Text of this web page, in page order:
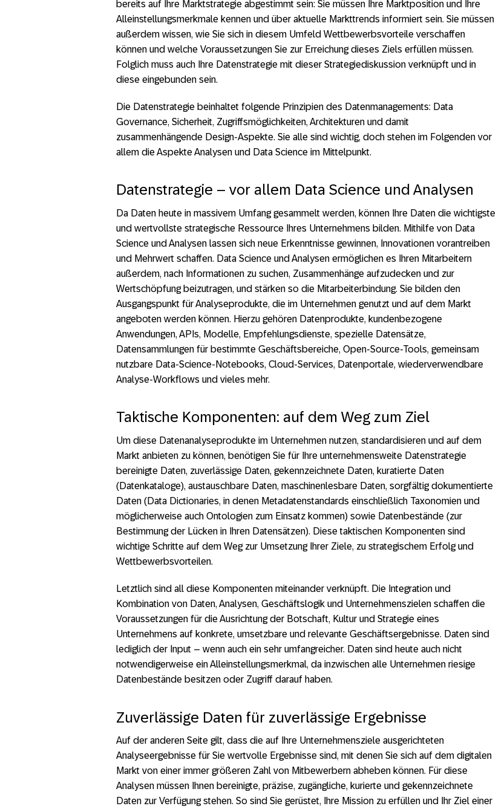
bereits auf Ihre Marktstrategie abgestimmt sein: Sie müssen Ihre Marktposition und Ihre
Alleinstellungsmerkmale kennen und über aktuelle Markttrends informiert sein. Sie müssen
außerdem wissen, wie Sie sich in diesem Umfeld Wettbewerbsvorteile verschaffen
können und welche Voraussetzungen Sie zur Erreichung dieses Ziels erfüllen müssen.
Folglich muss auch Ihre Datenstrategie mit dieser Strategiediskussion verknüpft und in
diese eingebunden sein.
Die Datenstrategie beinhaltet folgende Prinzipien des Datenmanagements: Data
Governance, Sicherheit, Zugriffsmöglichkeiten, Architekturen und damit
zusammenhängende Design-Aspekte. Sie alle sind wichtig, doch stehen im Folgenden vor
allem die Aspekte Analysen und Data Science im Mittelpunkt.
Datenstrategie – vor allem Data Science und Analysen
Da Daten heute in massivem Umfang gesammelt werden, können Ihre Daten die wichtigste
und wertvollste strategische Ressource Ihres Unternehmens bilden. Mithilfe von Data
Science und Analysen lassen sich neue Erkenntnisse gewinnen, Innovationen vorantreiben
und Mehrwert schaffen. Data Science und Analysen ermöglichen es Ihren Mitarbeitern
außerdem, nach Informationen zu suchen, Zusammenhänge aufzudecken und zur
Wertschöpfung beizutragen, und stärken so die Mitarbeiterbindung. Sie bilden den
Ausgangspunkt für Analyseprodukte, die im Unternehmen genutzt und auf dem Markt
angeboten werden können. Hierzu gehören Datenprodukte, kundenbezogene
Anwendungen, APIs, Modelle, Empfehlungsdienste, spezielle Datensätze,
Datensammlungen für bestimmte Geschäftsbereiche, Open-Source-Tools, gemeinsam
nutzbare Data-Science-Notebooks, Cloud-Services, Datenportale, wiederverwendbare
Analyse-Workflows und vieles mehr.
Taktische Komponenten: auf dem Weg zum Ziel
Um diese Datenanalyseprodukte im Unternehmen nutzen, standardisieren und auf dem
Markt anbieten zu können, benötigen Sie für Ihre unternehmensweite Datenstrategie
bereinigte Daten, zuverlässige Daten, gekennzeichnete Daten, kuratierte Daten
(Datenkataloge), austauschbare Daten, maschinenlesbare Daten, sorgfältig dokumentierte
Daten (Data Dictionaries, in denen Metadatenstandards einschließlich Taxonomien und
möglicherweise auch Ontologien zum Einsatz kommen) sowie Datenbestände (zur
Bestimmung der Lücken in Ihren Datensätzen). Diese taktischen Komponenten sind
wichtige Schritte auf dem Weg zur Umsetzung Ihrer Ziele, zu strategischem Erfolg und
Wettbewerbsvorteilen.
Letztlich sind all diese Komponenten miteinander verknüpft. Die Integration und
Kombination von Daten, Analysen, Geschäftslogik und Unternehmenszielen schaffen die
Voraussetzungen für die Ausrichtung der Botschaft, Kultur und Strategie eines
Unternehmens auf konkrete, umsetzbare und relevante Geschäftsergebnisse. Daten sind
lediglich der Input – wenn auch ein sehr umfangreicher. Daten sind heute auch nicht
notwendigerweise ein Alleinstellungsmerkmal, da inzwischen alle Unternehmen riesige
Datenbestände besitzen oder Zugriff darauf haben.
Zuverlässige Daten für zuverlässige Ergebnisse
Auf der anderen Seite gilt, dass die auf Ihre Unternehmensziele ausgerichteten
Analyseergebnisse für Sie wertvolle Ergebnisse sind, mit denen Sie sich auf dem digitalen
Markt von einer immer größeren Zahl von Mitbewerbern abheben können. Für diese
Analysen müssen Ihnen bereinigte, präzise, zugängliche, kurierte und gekennzeichnete
Daten zur Verfügung stehen. So sind Sie gerüstet, Ihre Mission zu erfüllen und Ihr Ziel einer